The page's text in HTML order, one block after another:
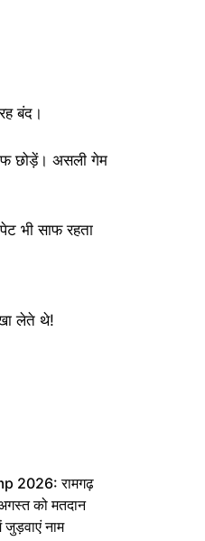
बंद।
छोड़ें। असली गेम
भी साफ रहता
लेते थे!
2026: रामगढ़
को मतदान
नाम